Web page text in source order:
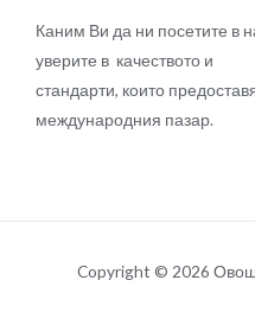
Каним Ви да ни посетите в
уверите в качеството и
стандарти, които
международния пазар.
Copyright © 2026